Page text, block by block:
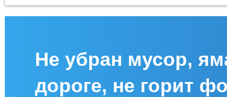
Не убран мусор,
дороге, не горит